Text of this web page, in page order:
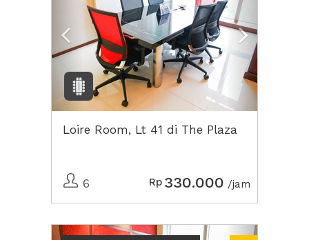
Loire Room, Lt 41 di The Plaza
6 Rp 330.000 /jam
Previous Next2